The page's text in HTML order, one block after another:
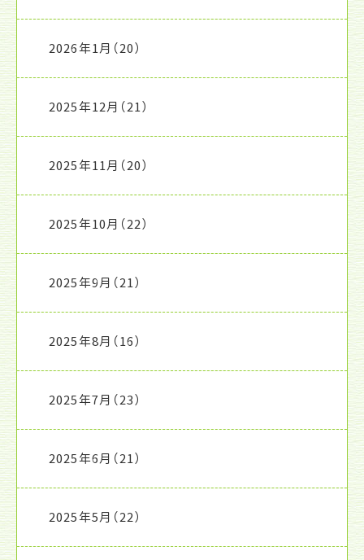
2026年1月 （20）
2025年12月 （21）
2025年11月 （20）
2025年10月 （22）
2025年9月 （21）
2025年8月 （16）
2025年7月 （23）
2025年6月 （21）
2025年5月 （22）